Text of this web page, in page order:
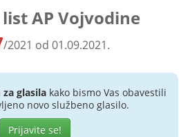
AP Vojvodine
/2021 od 01.09.2021.
glasilakako bismo Vas obavestili
novo službeno glasilo.
Prijavite se!